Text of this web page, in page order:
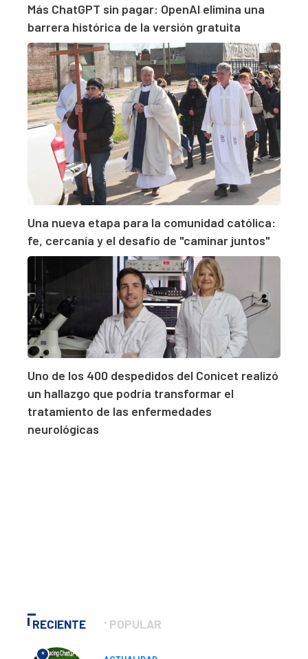
Más ChatGPT sin pagar: OpenAI elimina una
barrera histórica de la versión gratuita
Una nueva etapa para la comunidad católica:
fe, cercanía y el desafío de "caminar juntos"
Uno de los 400 despedidos del Conicet realizó
un hallazgo que podría transformar el
tratamiento de las enfermedades
neurológicas
RECIENTE POPULAR
*